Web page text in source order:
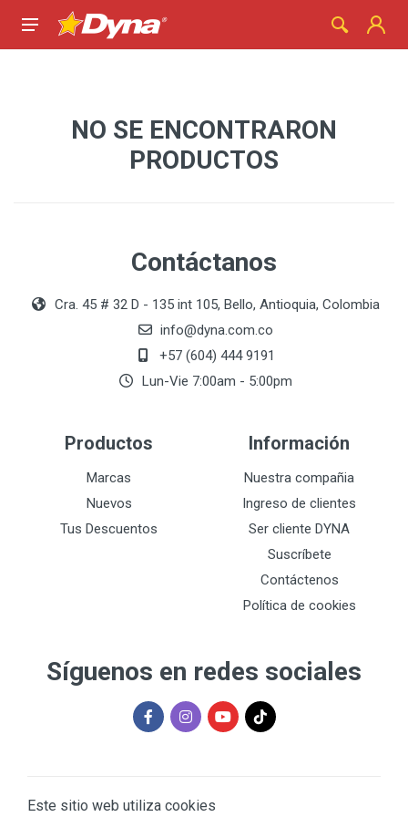
NO SE ENCONTRARON
PRODUCTOS
Contáctanos
Cra. 45 # 32 D - 135 int 105, Bello, Antioquia, Colombia
info@dyna.com.co
+57 (604) 444 9191
Lun-Vie 7:00am - 5:00pm
Productos
Marcas
Nuevos
Tus Descuentos
Información
Nuestra compañia
Ingreso de clientes
Ser cliente DYNA
Suscríbete
Contáctenos
Política de cookies
Síguenos en redes sociales
Este sitio web utiliza cookies